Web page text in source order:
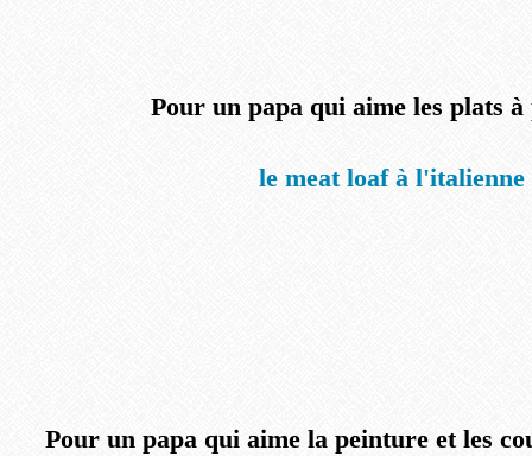
Pour un papa qui aime les plats
le meat loaf à l'italienne
Pour un papa qui aime la peinture et les